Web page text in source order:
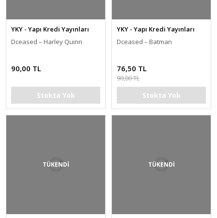
YKY - Yapı Kredi Yayınları
Dceased – Harley Quinn
90,00 TL
Stokta Yok
YKY - Yapı Kredi Yayınları
Dceased – Batman
76,50 TL
90,00 TL
Stokta Yok
TÜKENDİ TÜKENDİ